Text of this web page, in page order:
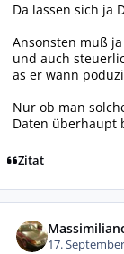
Da lassen sich ja
Ansonsten muß
und auch
as er wann
Nur ob man
Daten überhaupt
Zitat
17.